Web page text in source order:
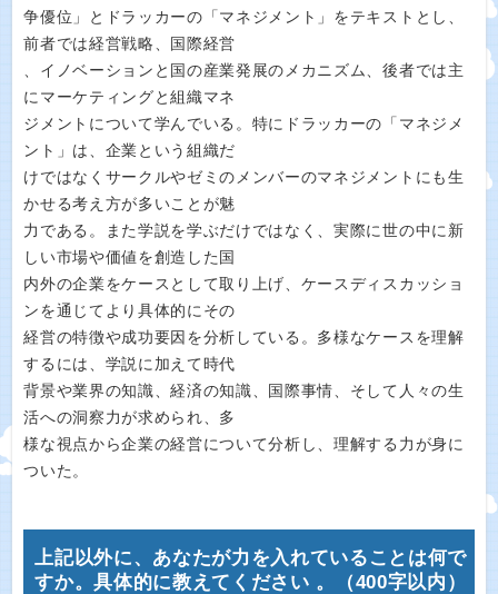
争優位」とドラッカーの「マネジメント」をテキストとし、
前者では経営戦略、国際経営
、イノベーションと国の産業発展のメカニズム、後者では主
にマーケティングと組織マネ
ジメントについて学んでいる。特にドラッカーの「マネジメ
ント」は、企業という組織だ
けではなくサークルやゼミのメンバーのマネジメントにも生
かせる考え方が多いことが魅
力である。また学説を学ぶだけではなく、実際に世の中に新
しい市場や価値を創造した国
内外の企業をケースとして取り上げ、ケースディスカッショ
ンを通じてより具体的にその
経営の特徴や成功要因を分析している。多様なケースを理解
するには、学説に加えて時代
背景や業界の知識、経済の知識、国際事情、そして人々の生
活への洞察力が求められ、多
様な視点から企業の経営について分析し、理解する力が身に
ついた。
上記以外に、あなたが力を入れていることは何で
すか。具体的に教えてください 。（400字以内）